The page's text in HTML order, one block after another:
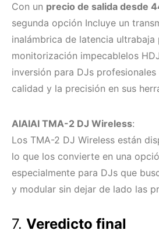
Con un precio de salida desde
segunda opción Incluye un
inalámbrica de latencia ultrabaja
monitorización impecablelos
inversión para DJs
calidad y la precisión en sus
AIAIAI TMA-2 DJ Wireless:
Los TMA-2 DJ Wireless están
lo que los convierte en una
especialmente para DJs que
y modular sin dejar de lado las
7. Veredicto final